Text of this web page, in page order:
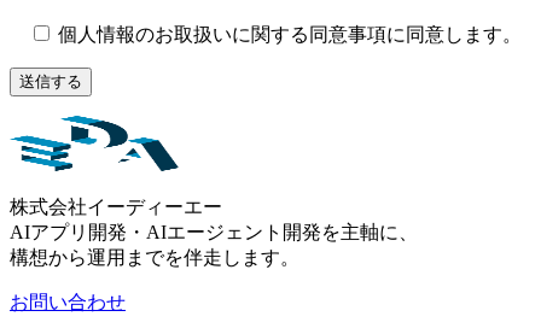
個人情報のお取扱いに関する同意事項に同意します。
株式会社イーディーエー
AIアプリ開発・AIエージェント開発を主軸に、
構想から運用までを伴走します。
お問い合わせ